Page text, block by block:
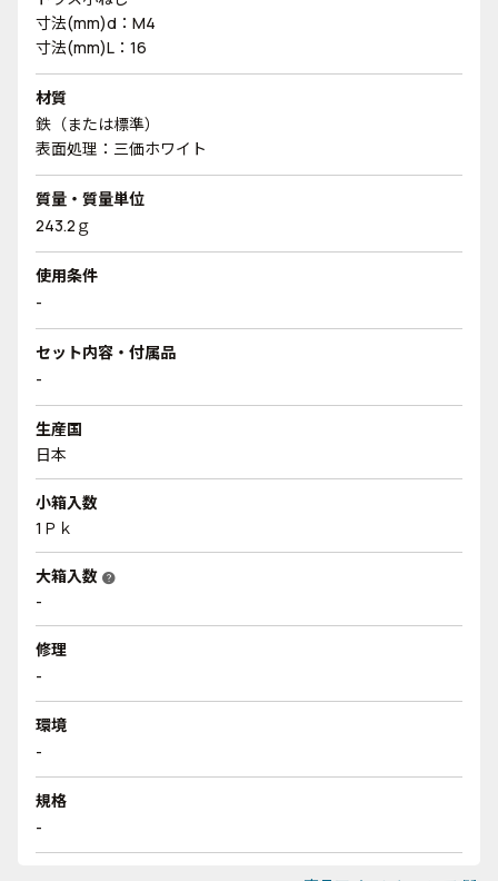
寸法(mm)d：M4
寸法(mm)L：16
材質
鉄（または標準）
表面処理：三価ホワイト
質量・質量単位
243.2ｇ
使用条件
-
セット内容・付属品
-
生産国
日本
小箱入数
1Ｐｋ
大箱入数 help
-
修理
-
環境
-
規格
-